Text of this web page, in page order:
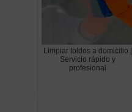
Limpiar toldos a domicilio |
Servicio rápido y
profesional